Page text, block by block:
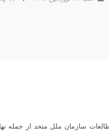
سازمان ملل متحد از جمله